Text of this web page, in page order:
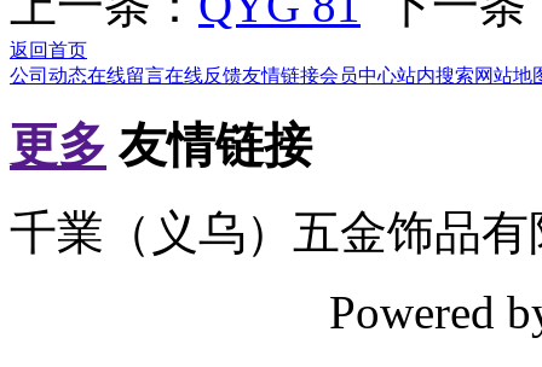
返回首页
公司动态在线留言在线反馈友情链接会员中心站内搜索网站地
更多 友情链接
千業（义乌）五金饰品
Powered